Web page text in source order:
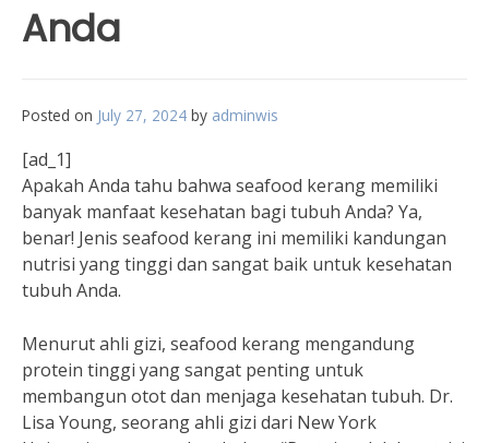
Anda
Posted on July 27, 2024 by adminwis
[ad_1]
Apakah Anda tahu bahwa seafood kerang memiliki
banyak manfaat kesehatan bagi tubuh Anda? Ya,
benar! Jenis seafood kerang ini memiliki kandungan
nutrisi yang tinggi dan sangat baik untuk kesehatan
tubuh Anda.
Menurut ahli gizi, seafood kerang mengandung
protein tinggi yang sangat penting untuk
membangun otot dan menjaga kesehatan tubuh. Dr.
Lisa Young, seorang ahli gizi dari New York